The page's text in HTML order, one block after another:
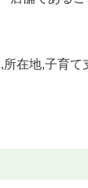
在地,子育て